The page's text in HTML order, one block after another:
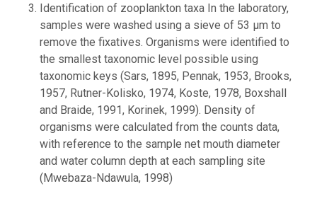
Identification of zooplankton taxa In the laboratory,
samples were washed using a sieve of 53 µm to
remove the fixatives. Organisms were identified to
the smallest taxonomic level possible using
taxonomic keys (Sars, 1895, Pennak, 1953, Brooks,
1957, Rutner-Kolisko, 1974, Koste, 1978, Boxshall
and Braide, 1991, Korinek, 1999). Density of
organisms were calculated from the counts data,
with reference to the sample net mouth diameter
and water column depth at each sampling site
(Mwebaza-Ndawula, 1998)